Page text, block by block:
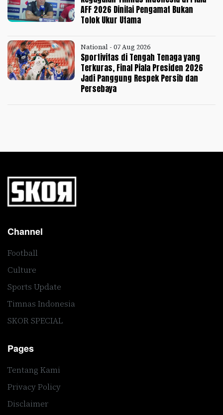
AFF 2026 Dinilai Pengamat Bukan
Tolok Ukur Utama
National - 07 Aug 2026
Sportivitas di Tengah Tenaga yang
Terkuras, Final Piala Presiden 2026
Jadi Panggung Respek Persib dan
Persebaya
Channel
Football
Culture
Sports Update
Timnas Indonesia
SKOR SPECIAL
Pages
Tentang Kami
Privacy Policy
Disclaimer